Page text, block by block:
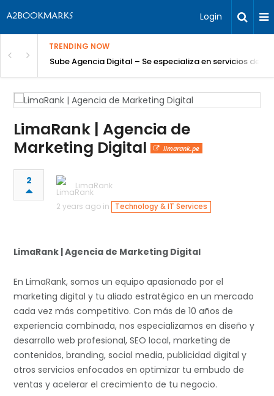
Login
TRENDING NOW
Sube Agencia Digital – Se especializa en servicios de
LimaRank | Agencia de
Marketing Digital
limarank.pe
2
LimaRank
2 years ago in
Technology & IT Services
LimaRank | Agencia de Marketing Digital
En LimaRank, somos un equipo apasionado por el
marketing digital y tu aliado estratégico en un mercado
cada vez más competitivo. Con más de 10 años de
experiencia combinada, nos especializamos en diseño y
desarrollo web profesional, SEO local, marketing de
contenidos, branding, social media, publicidad digital y
otros servicios enfocados en optimizar tu embudo de
ventas y acelerar el crecimiento de tu negocio.